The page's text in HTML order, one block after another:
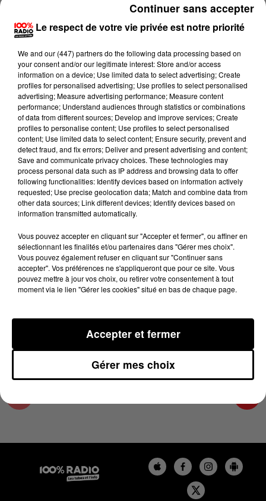
Lecture (4 min 5 sec)
100%
100% Radio les infos du Comminges
3 juillet 2023 - 4 min 5 sec
LES INFOS DU COMMINGES DU 03/07/2023 À
16H59
Podcast infos du Comminges
Le respect de votre vie privée est notre priorité
We and our (447) partnersdo the following data processing based on
your consent and/or our legitimate interest: Store and/or access
information on a device; Use limited data to select advertising; Create
profiles for personalised advertising; Use profiles to select personalised
advertising; Measure advertising performance; Measure content
performance; Understand audiences through statistics or combinations
of data from different sources; Develop and improve services; Create
profiles to personalise content; Use profiles to select personalised
content; Use limited data to select content; Ensure security, prevent and
detect fraud, and fix errors; Deliver and present advertising and content;
Save and communicate privacy choices. These technologies may
process personal data such as IP address and browsing data to offer
following functionalities: Identify devices based on information actively
requested; Use precise geolocation data; Match and combine data from
other data sources; Link different devices; Identify devices based on
information transmitted automatically.
Vous pouvez accepter en cliquant sur "Accepter et fermer", ou affiner en
sélectionnant les finalités et/ou partenaires dans "Gérer mes choix".
Vous pouvez également refuser en cliquant sur "Continuer sans
accepter". Vos préférences ne s'appliqueront que pour ce site. Vous
pouvez mettre à jour vos choix, ou retirer votre consentement à tout
moment via le lien "Gérer les cookies" situé en bas de chaque page.
Gérer mes choix
Accepter et fermer
Continuer sans accepter